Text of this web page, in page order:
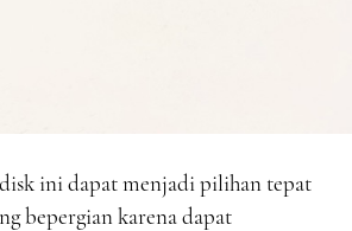
ini dapat menjadi pilihan tepat
bepergian karena dapat